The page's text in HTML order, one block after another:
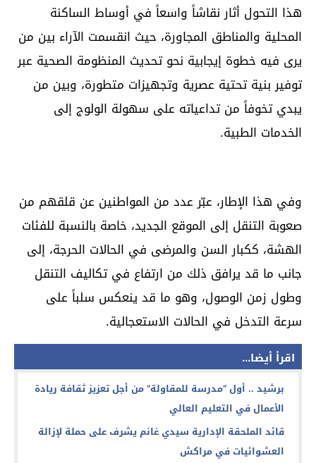
هذا التحول أثار نقاشاً واسعاً في أوساط الساكنة
المحلية والمناطق المجاورة، حيث انقسمت الآراء بين من
يرى فيه خطوة إيجابية نحو تحديث المنظومة الصحية عبر
توفير بنية تحتية عصرية وتجهيزات متطورة، وبين من
يبدي تخوفاً من تداعياته على سهولة الولوج إلى
الخدمات الطبية.
وفي هذا الإطار، عبّر عدد من المواطنين عن قلقهم من
صعوبة التنقل إلى الموقع الجديد، خاصة بالنسبة للفئات
الهشة، ككبار السن والمرضى في الحالات الحرجة، إلى
جانب ما قد يرافق ذلك من ارتفاع في تكاليف التنقل
وطول زمن الوصول، وهو ما قد ينعكس سلباً على
سرعة التدخل في الحالات الاستعجالية.
اقرأ أيضا...
برشيد .. أول “مدرسة للمقاولة” من أجل تعزيز ثقافة ريادة
الأعمال في التعليم العالي
قائد الملحقة الإدارية سيدي غانم يشرف على حملة لإزالة
العشوائيات في مراكش